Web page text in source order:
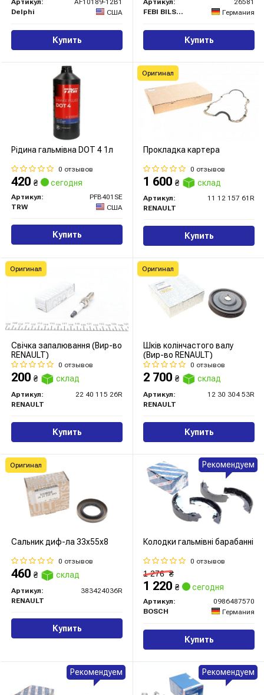
Артикул:
AF10189-12B1
Delphi
США
Купить
Артикул:
26581
FEBI BILSTEIN
Германия
Купить
Рідина гальмівна DOT 4 1л
0 отзывов
420 ₴ сегодня
Артикул:
PFB401SE
TRW
США
Купить
Прокладка картера
0 отзывов
1 600 ₴ склад
Артикул:
11 12 157 61R
RENAULT
Купить
Оригинал
Свічка запалювання (Вир-во
RENAULT)
0 отзывов
200 ₴ склад
Артикул:
22 40 115 26R
RENAULT
Купить
Оригинал
Шків колінчастого валу
(Вир-во RENAULT)
0 отзывов
2 700 ₴ склад
Артикул:
12 30 304 53R
RENAULT
Купить
Оригинал
Сальник диф-ла 33х55х8
0 отзывов
460 ₴ склад
Артикул:
383424036R
RENAULT
Купить
Оригинал
Колодки гальмівні барабанні
0 отзывов
1 276₴
1 220 ₴ сегодня
Артикул:
0986487570
BOSCH
Германия
Купить
Рекомендуем
Рекомендуем Рекомендуем